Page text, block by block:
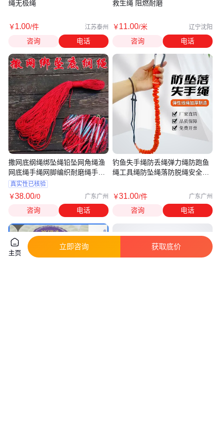
绳无极绳
￥1.00/件 江苏泰州
咨询 电话
撒网底纲绳绑坠绳铅坠网角绳渔
网底绳手绳网脚编织耐磨绳手工
编织
真实性已核验
￥38.00/0 广东广州
咨询 电话
救生绳 阻燃耐磨
￥11.00/米 辽宁沈阳
咨询 电话
钓鱼失手绳防丢绳弹力绳防跑鱼
绳工具绳防坠绳落防脱绳安全手
￥31.00/件 广东广州
咨询 电话
主页
立即咨询 获取底价